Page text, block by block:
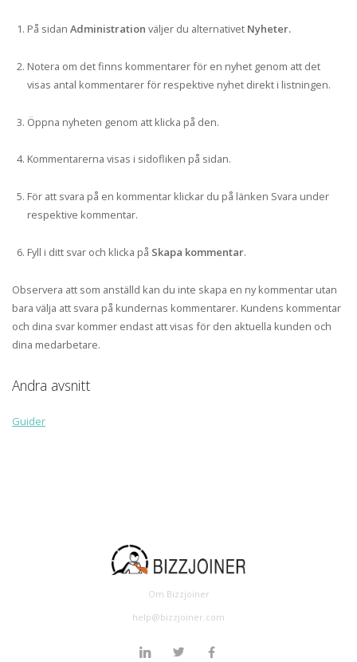
På sidanAdministration väljer du alternativet Nyheter.
Notera om det finns kommentarer för en nyhet genom att det
visas antal kommentarer för respektive nyhet direkt i listningen.
Öppna nyheten genom att klicka på den.
Kommentarerna visas i sidofliken på sidan.
För att svara på en kommentar klickar du på länken Svara under
respektive kommentar.
Fyll i ditt svar och klicka på Skapa kommentar.
Observera att som anställd kan du inte skapa en ny kommentar utan
bara välja att svara på kundernas kommentarer. Kundens kommentar
och dina svar kommer endast att visas för den aktuella kunden och
dina medarbetare.
Andra avsnitt
Guider
Om Bizzjoiner
help@bizzjoiner.com